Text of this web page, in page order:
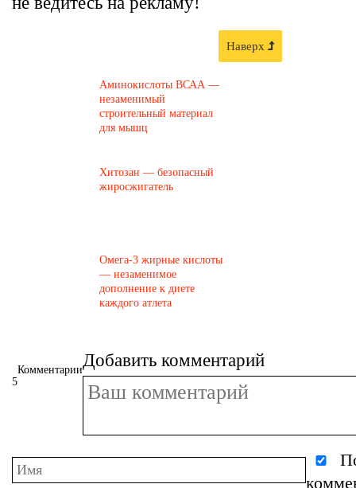
Наверх
Аминокислоты ВСАА —
незаменимый
строительный материал
для мышц
Хитозан — безопасный
жиросжигатель
Омега-3 жирные кислоты
— незаменимое
дополнение к диете
каждого атлета
Комментарии
5
Добавить комментарий